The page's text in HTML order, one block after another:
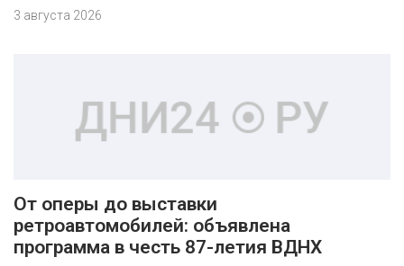
3 августа 2026
От оперы до выставки
ретроавтомобилей: объявлена
программа в честь 87-летия ВДНХ